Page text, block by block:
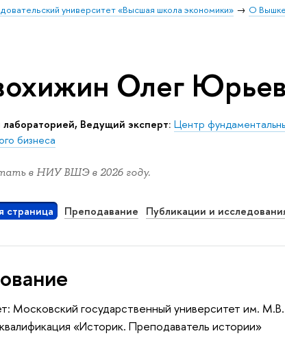
университет «Высшая школа экономики» О Вышке
Олег
лабораторией, Ведущий эксперт: Центр
бизнеса
в НИУ ВШЭ в 2026 году.
страница Преподавание Публикации и
Московский государственный университет им.
«Историк. Преподаватель истории»